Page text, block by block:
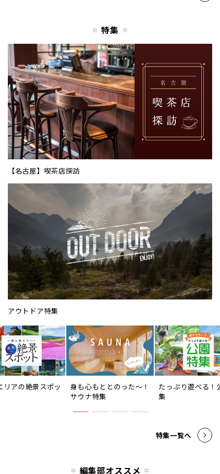
特集
【名古屋】喫茶店探訪
アウトドア特集
リアの絶景スポッ
身も心もととのった〜！
サウナ特集
たっぷり遊べる！
集
特集一覧へ
編集部オススメ